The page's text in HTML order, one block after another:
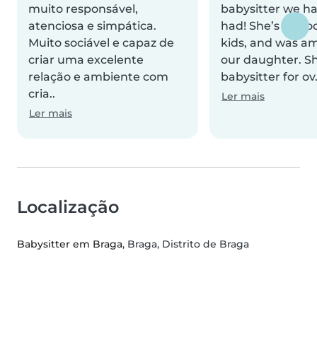
muito responsável,
atenciosa e simpática.
Muito sociável e capaz de
criar uma excelente
relação e ambiente com
cria..
Ler mais
babysitter we
had! She’s so
kids, and was
our daughter.
babysitter for
Ler mais
Localização
Babysitter em Braga, Braga, Distrito de Braga